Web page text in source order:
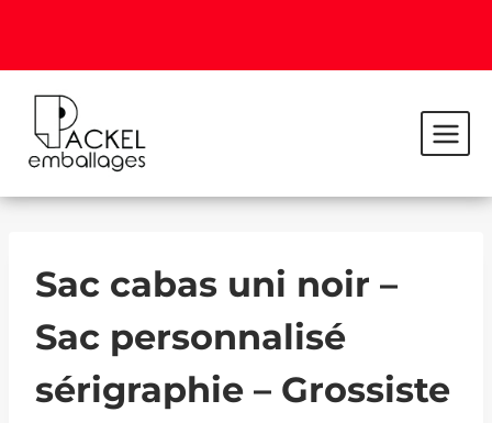
Sac cabas uni noir –
Sac personnalisé
sérigraphie – Grossiste